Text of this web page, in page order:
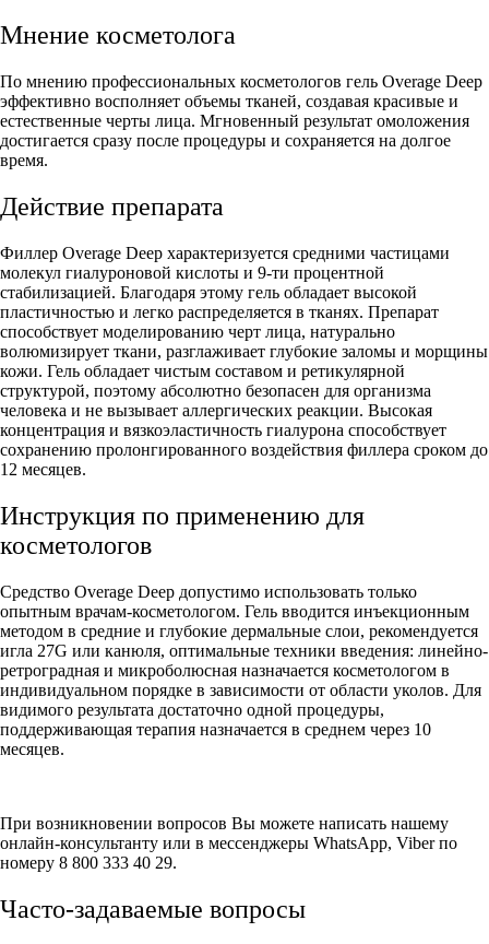
Мнение косметолога
По мнению профессиональных косметологов гель Overage Deep
эффективно восполняет объемы тканей, создавая красивые и
естественные черты лица. Мгновенный результат омоложения
достигается сразу после процедуры и сохраняется на долгое
время.
Действие препарата
Филлер Overage Deep характеризуется средними частицами
молекул гиалуроновой кислоты и 9-ти процентной
стабилизацией. Благодаря этому гель обладает высокой
пластичностью и легко распределяется в тканях. Препарат
способствует моделированию черт лица, натурально
волюмизирует ткани, разглаживает глубокие заломы и морщины
кожи. Гель обладает чистым составом и ретикулярной
структурой, поэтому абсолютно безопасен для организма
человека и не вызывает аллергических реакции. Высокая
концентрация и вязкоэластичность гиалурона способствует
сохранению пролонгированного воздействия филлера сроком до
12 месяцев.
Инструкция по применению для
косметологов
Средство Overage Deep допустимо использовать только
опытным врачам-косметологом. Гель вводится инъекционным
методом в средние и глубокие дермальные слои, рекомендуется
игла 27G или канюля, оптимальные техники введения: линейно-
ретроградная и микроболюсная назначается косметологом в
индивидуальном порядке в зависимости от области уколов. Для
видимого результата достаточно одной процедуры,
поддерживающая терапия назначается в среднем через 10
месяцев.
При возникновении вопросов Вы можете написать нашему
онлайн-консультанту или в мессенджеры WhatsApp, Viber по
номеру 8 800 333 40 29.
Часто-задаваемые вопросы